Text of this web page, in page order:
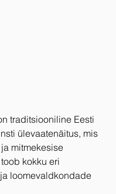
traditsiooniline Eesti
ülevaatenäitus, mis
mitmekesise
kokku eri
loomevaldkondade